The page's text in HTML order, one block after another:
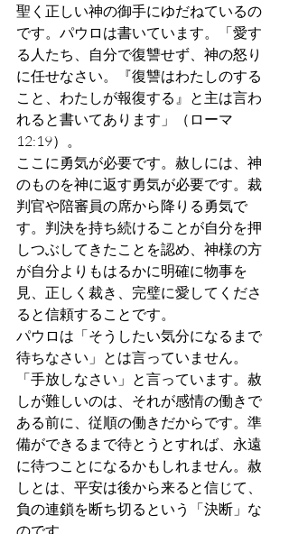
聖く正しい神の御手にゆだねているの
です。パウロは書いています。「愛す
る人たち、自分で復讐せず、神の怒り
に任せなさい。『復讐はわたしのする
こと、わたしが報復する』と主は言わ
れると書いてあります」（ローマ
12:19）。
ここに勇気が必要です。赦しには、神
のものを神に返す勇気が必要です。裁
判官や陪審員の席から降りる勇気で
す。判決を持ち続けることが自分を押
しつぶしてきたことを認め、神様の方
が自分よりもはるかに明確に物事を
見、正しく裁き、完璧に愛してくださ
ると信頼することです。
パウロは「そうしたい気分になるまで
待ちなさい」とは言っていません。
「手放しなさい」と言っています。赦
しが難しいのは、それが感情の働きで
ある前に、従順の働きだからです。準
備ができるまで待とうとすれば、永遠
に待つことになるかもしれません。赦
しとは、平安は後から来ると信じて、
負の連鎖を断ち切るという「決断」な
のです。